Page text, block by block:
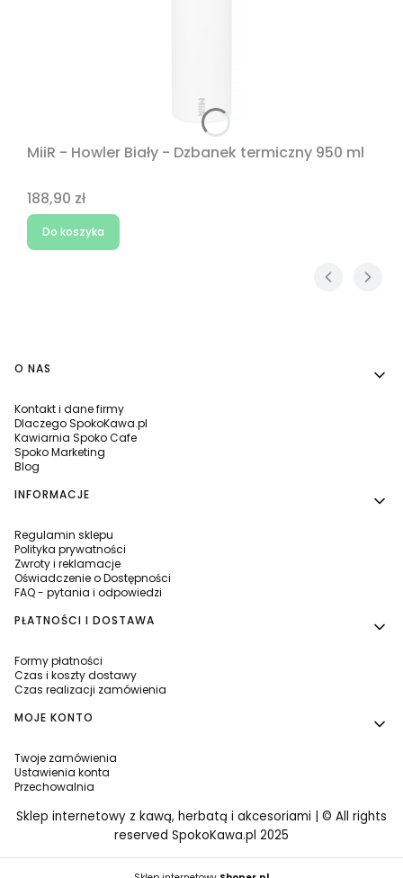
MiiR - Howler Biały - Dzbanek termiczny 950 ml
Cena
188,90 zł
Do koszyka
Linki w stopce
O NAS
Kontakt i dane firmy
Dlaczego SpokoKawa.pl
Kawiarnia Spoko Cafe
Spoko Marketing
Blog
INFORMACJE
Regulamin sklepu
Polityka prywatności
Zwroty i reklamacje
Oświadczenie o Dostępności
FAQ - pytania i odpowiedzi
PŁATNOŚCI I DOSTAWA
Formy płatności
Czas i koszty dostawy
Czas realizacji zamówienia
MOJE KONTO
Twoje zamówienia
Ustawienia konta
Przechowalnia
Sklep internetowy z kawą, herbatą i akcesoriami | © All rights
reserved SpokoKawa.pl 2025